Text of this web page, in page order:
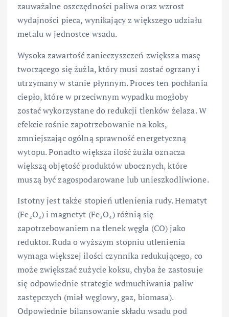
zauważalne oszczędności paliwa oraz wzrost
wydajności pieca, wynikający z większego udziału
metalu w jednostce wsadu.
Wysoka zawartość zanieczyszczeń zwiększa masę
tworzącego się żużla, który musi zostać ogrzany i
utrzymany w stanie płynnym. Proces ten pochłania
ciepło, które w przeciwnym wypadku mogłoby
zostać wykorzystane do redukcji tlenków żelaza. W
efekcie rośnie zapotrzebowanie na koks,
zmniejszając ogólną sprawność energetyczną
wytopu. Ponadto większa ilość żużla oznacza
większą objętość produktów ubocznych, które
muszą być zagospodarowane lub unieszkodliwione.
Istotny jest także stopień utlenienia rudy. Hematyt
(Fe₂O₃) i magnetyt (Fe₃O₄) różnią się
zapotrzebowaniem na tlenek węgla (CO) jako
reduktor. Ruda o wyższym stopniu utlenienia
wymaga większej ilości czynnika redukującego, co
może zwiększać zużycie koksu, chyba że zastosuje
się odpowiednie strategie wdmuchiwania paliw
zastępczych (miał węglowy, gaz, biomasa).
Odpowiednie bilansowanie składu wsadu pod